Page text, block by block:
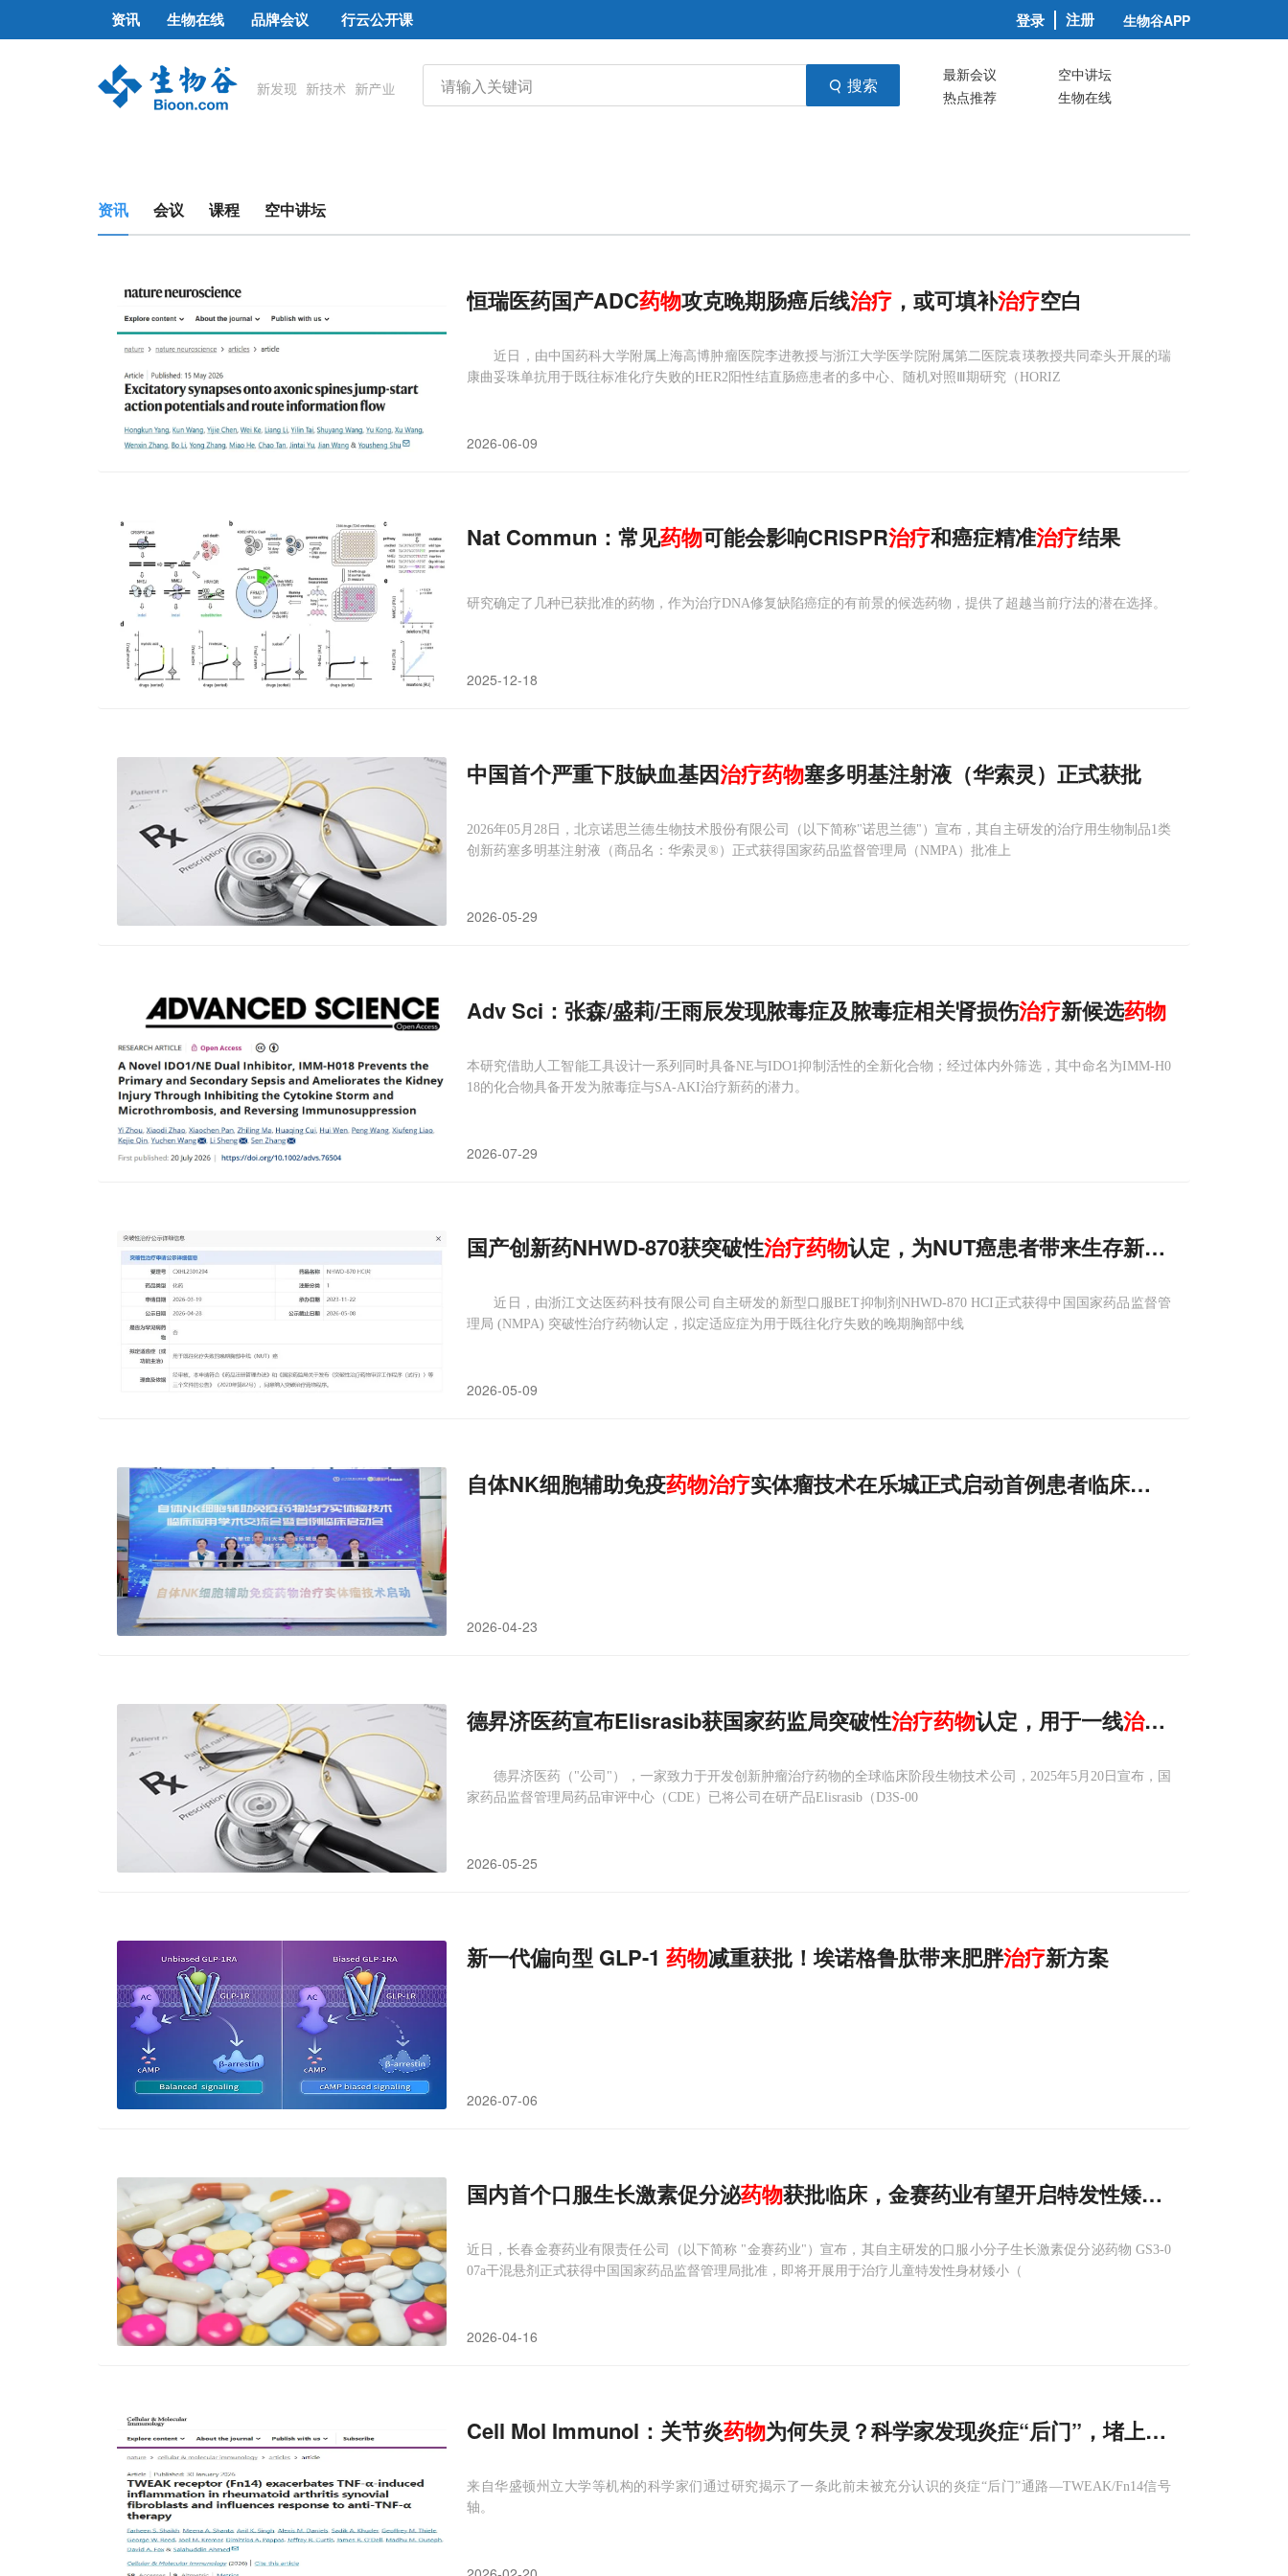
资讯 生物在线 品牌会议 行云公开课 登录 注册 生物谷APP
搜索 最新会议
空中讲坛
热点推荐
生物在线
资讯 会议 课程 空中讲坛
恒瑞医药国产ADC药物攻克晚期肠癌后线治疗 ，或可填补治疗空白
近日，由中国药科大学附属上海高博肿瘤医院李进教授与浙江大学医学院附属第二医院袁瑛教授共同牵头开展的瑞
康曲妥珠单抗用于既往标准化疗失败的HER2阳性结直肠癌患者的多中心、随机对照Ⅲ期研究（HORIZ
2026-06-09
Nat Commun：常见药物可能会影响CRISPR治疗和癌症精准治疗结果
研究确定了几种已获批准的药物，作为治疗DNA修复缺陷癌症的有前景的候选药物，提供了超越当前疗法的潜在选择。
2025-12-18
中国首个严重下肢缺血基因治疗药物塞多明基注射液（华索灵）正式获批
2026年05月28日，北京诺思兰德生物技术股份有限公司（以下简称"诺思兰德"）宣布，其自主研发的治疗用生物制品1类
创新药塞多明基注射液（商品名：华索灵®）正式获得国家药品监督管理局（NMPA）批准上
2026-05-29
Adv Sci：张森/盛莉/王雨辰发现脓毒症及脓毒症相关肾损伤治疗新候选药物
本研究借助人工智能工具设计一系列同时具备NE与IDO1抑制活性的全新化合物；经过体内外筛选，其中命名为IMM-H0
18的化合物具备开发为脓毒症与SA-AKI治疗新药的潜力。
2026-07-29
国产创新药NHWD-870获突破性治疗药物认定，为NUT癌患者带来生存新希望
近日，由浙江文达医药科技有限公司自主研发的新型口服BET抑制剂NHWD-870 HCI正式获得中国国家药品监督管
理局 (NMPA) 突破性治疗药物认定，拟定适应症为用于既往化疗失败的晚期胸部中线
2026-05-09
自体NK细胞辅助免疫药物治疗实体瘤技术在乐城正式启动首例患者临床应用
2026-04-23
德昇济医药宣布Elisrasib获国家药监局突破性治疗药物认定，用于一线治疗
德昇济医药（"公司"），一家致力于开发创新肿瘤治疗药物的全球临床阶段生物技术公司，2025年5月20日宣布，国
家药品监督管理局药品审评中心（CDE）已将公司在研产品Elisrasib（D3S-00
2026-05-25
新一代偏向型 GLP-1 药物减重获批！埃诺格鲁肽带来肥胖治疗新方案
2026-07-06
国内首个口服生长激素促分泌药物获批临床，金赛药业有望开启特发性矮小
近日，长春金赛药业有限责任公司（以下简称 "金赛药业"）宣布，其自主研发的口服小分子生长激素促分泌药物 GS3-0
07a干混悬剂正式获得中国国家药品监督管理局批准，即将开展用于治疗儿童特发性身材矮小（
2026-04-16
Cell Mol Immunol：关节炎药物为何失灵？科学家发现炎症“后门”，堵上它或成
来自华盛顿州立大学等机构的科学家们通过研究揭示了一条此前未被充分认识的炎症“后门”通路—TWEAK/Fn14信号
轴。